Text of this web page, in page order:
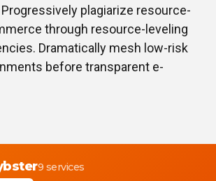
plagiarize resource-
through resource-leveling
Dramatically mesh low-risk
before transparent e-
9 services